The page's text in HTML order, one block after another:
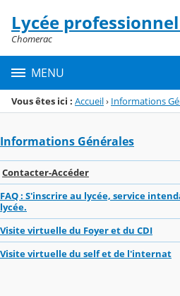
Menu de la rubrique
Contenu
Lycée
Chomerac
MENU
Vous êtes ici : Accueil› Informations
Informations Générales
Contacter-Accéder
FAQ : S'inscrire au lycée, service
lycée.
Visite virtuelle du Foyer et du CDI
Visite virtuelle du self et de l'internat